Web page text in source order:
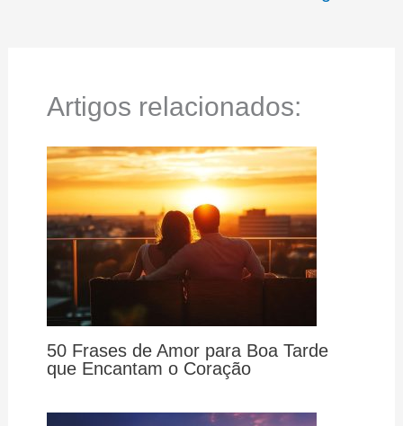
Artigos relacionados:
50 Frases de Amor para Boa Tarde
que Encantam o Coração